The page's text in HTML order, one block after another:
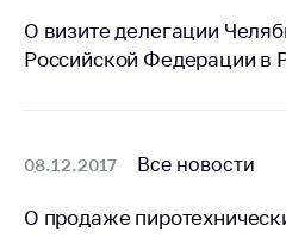
Сообщить о росте
цен на товары
медицинские
О визите делегации
Российской Федерации в
08.12.2017 Все новости
О продаже